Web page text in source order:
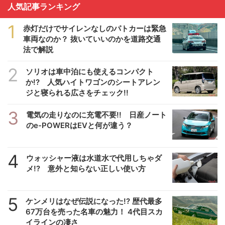
人気記事ランキング
1
赤灯だけでサイレンなしのパトカーは緊急
車両なのか？ 抜いていいのかを道路交通
法で解説
2
ソリオは車中泊にも使えるコンパクト
か!? 人気ハイトワゴンのシートアレン
ジと寝られる広さをチェック!!
3
電気の走りなのに充電不要!! 日産ノート
のe-POWERはEVと何が違う？
4
ウォッシャー液は水道水で代用しちゃダ
メ!? 意外と知らない正しい使い方
5
ケンメリはなぜ伝説になった!? 歴代最多
67万台を売った名車の魅力！ 4代目スカ
イラインの凄さ